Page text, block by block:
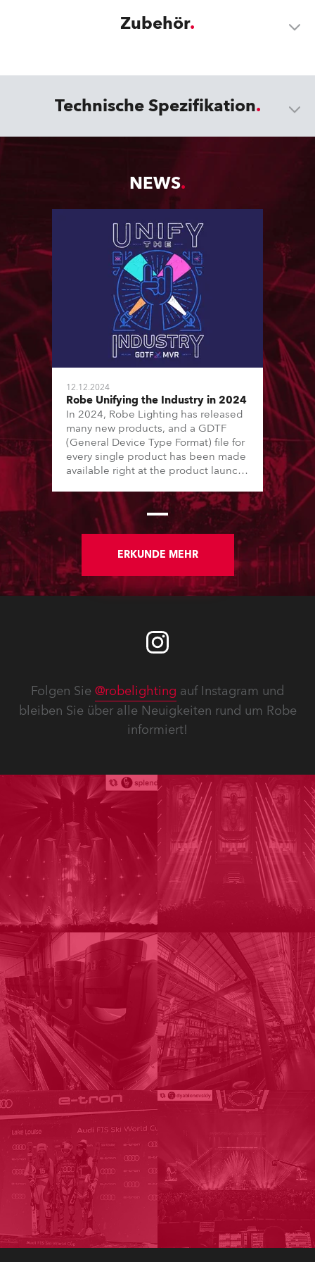
Zubehör
Technische Spezifikation
NEWS
12.12.2024
Robe Unifying the Industry in 2024
In 2024, Robe Lighting has released
many new products, and a GDTF
(General Device Type Format) file for
every single product has been made
available right at the product launch.
hand, complete, and comprehensive
data to their customers. In total, in
2024, Robe has released more than
35 new GDTF files. There have also
been numerous adjustments and
improvements made to older Robe
GDTF files.
ERKUNDE MEHR
Folgen Sie @robelighting auf Instagram und
bleiben Sie über alle Neuigkeiten rund um Robe
informiert!